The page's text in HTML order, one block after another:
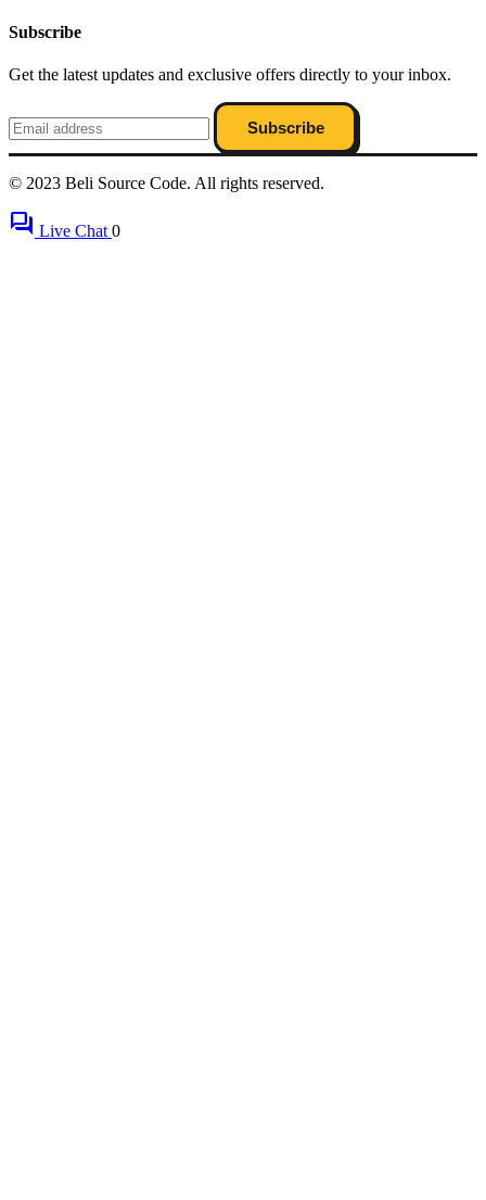
Subscribe
Get the latest updates and exclusive offers directly to your inbox.
Subscribe
© 2023 Beli Source Code. All rights reserved.
forum Live Chat 0